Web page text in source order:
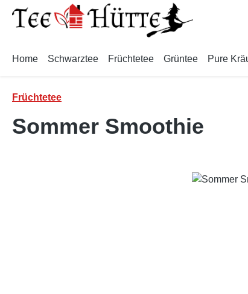
Hauptinhalt springen
Zur Suche springen
Zur Hauptnavigation springen
Home Schwarztee Früchtetee Grüntee Pure
Früchtetee
Sommer Smoothie